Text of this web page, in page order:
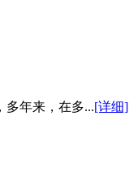
多年来，在多...[详细]